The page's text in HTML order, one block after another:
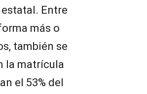
Entre
más o
también se
la matrícula
el 53% del